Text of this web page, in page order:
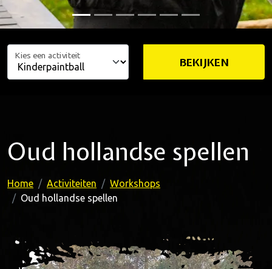
Kies een activiteit BEKIJKEN
Oud hollandse spellen
Home Activiteiten
Workshops
Oud hollandse spellen